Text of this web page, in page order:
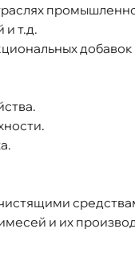
и т.д.
и их